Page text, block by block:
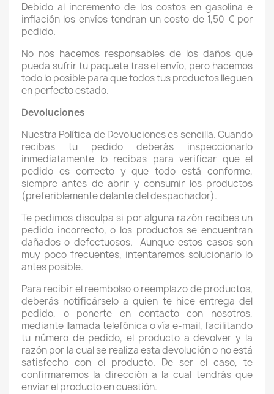
Debido al incremento de los costos en gasolina e
inflación los envíos tendran un costo de 1,50 € por
pedido.
No nos hacemos responsables de los daños que
pueda sufrir tu paquete tras el envío, pero hacemos
todo lo posible para que todos tus productos lleguen
en perfecto estado.
Devoluciones
Nuestra Política de Devoluciones es sencilla. Cuando
recibas tu pedido deberás inspeccionarlo
inmediatamente lo recibas para verificar que el
pedido es correcto y que todo está conforme,
siempre antes de abrir y consumir los productos
(preferiblemente delante del despachador).
Te pedimos disculpa si por alguna razón recibes un
pedido incorrecto, o los productos se encuentran
dañados o defectuosos. Aunque estos casos son
muy poco frecuentes, intentaremos solucionarlo lo
antes posible.
Para recibir el reembolso o reemplazo de productos,
deberás notificárselo a quien te hice entrega del
pedido, o ponerte en contacto con nosotros,
mediante llamada telefónica o vía e-mail, facilitando
tu número de pedido, el producto a devolver y la
razón por la cual se realiza esta devolución o no está
satisfecho con el producto. De ser el caso, te
confirmaremos la dirección a la cual tendrás que
enviar el producto en cuestión.